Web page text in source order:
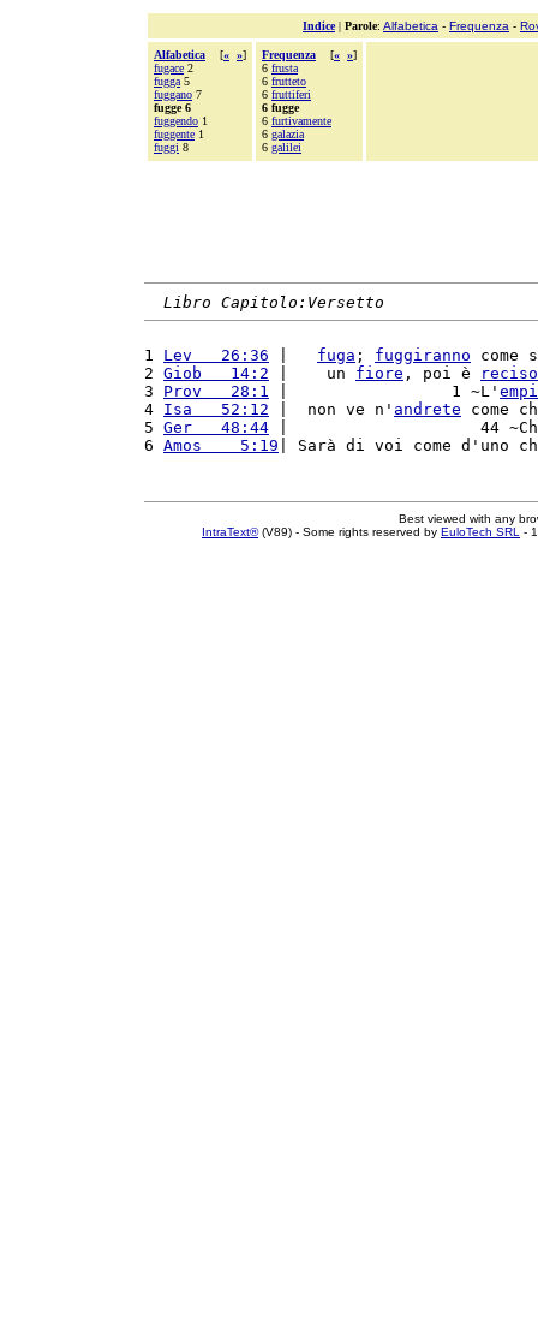
Indice| Parole: Alfabetica - Frequenza -
Alfabetica [« »]
fugace 2
fugga 5
fuggano 7
fugge 6
fuggendo 1
fuggente 1
fuggi 8
Frequenza [« »]
6 frusta
6 frutteto
6 fruttiferi
6 fugge
6 furtivamente
6 galazia
6 galilei
Libro Capitolo:Versetto
1 Lev   26:36 fuga ; fuggiranno come
2 Giob   14:2 |    un fiore , poi è
reciso
3 Prov   28:1 |                 1 ~L'
4 Isa   52:12 |  non ve n' andrete come
5 Ger   48:44 |                    44
6 Amos    5:19 | Sarà di voi come d'uno
Best viewed with any
IntraText®(V89) - Some rights reserved by EuloTech SRL -